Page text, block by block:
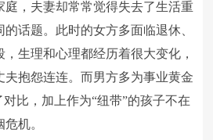
庭，夫妻却常常觉得失去了生活重
话题。此时的女方多面临退休、
生理和心理都经历着很大变化，
夫抱怨连连。而男方多为事业黄金
比，加上作为“纽带”的孩子不在
机。